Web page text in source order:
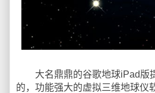
大名鼎鼎的谷歌地球iPad版
的，功能强大的虚拟三维地球仪